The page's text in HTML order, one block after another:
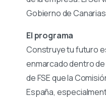
Gobierno de
El programa
Construye tu futuro
enmarcado dentro de
de FSE que la
España,